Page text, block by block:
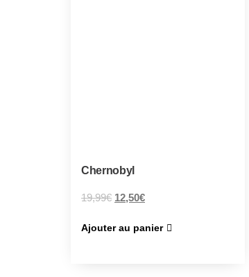
Chernobyl
19,99€ 12,50€
Ajouter au panier